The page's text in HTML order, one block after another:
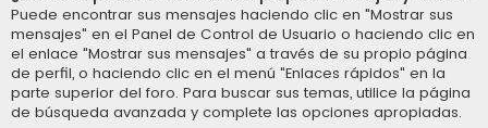
Puede encontrar sus mensajes haciendo clic en "Mostrar sus
mensajes" en el Panel de Control de Usuario o haciendo clic en
el enlace "Mostrar sus mensajes" a través de su propio página
de perfil, o haciendo clic en el menú "Enlaces rápidos" en la
parte superior del foro. Para buscar sus temas, utilice la página
de búsqueda avanzada y complete las opciones apropiadas.